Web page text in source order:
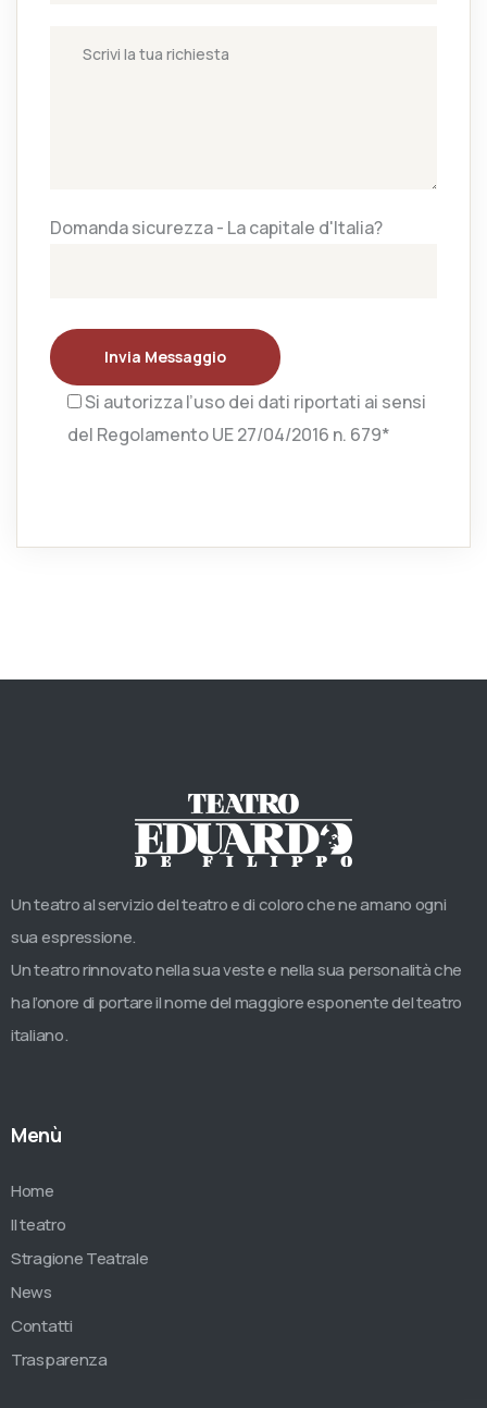
Domanda sicurezza - La capitale d'Italia?
Invia Messaggio
Si autorizza l’uso dei dati riportati ai sensi
del Regolamento UE 27/04/2016 n. 679*
Un teatro al servizio del teatro e di coloro che ne amano ogni
sua espressione.
Un teatro rinnovato nella sua veste e nella sua personalità che
ha l’onore di portare il nome del maggiore esponente del teatro
italiano.
Menù
Home
Il teatro
Stragione Teatrale
News
Contatti
Trasparenza